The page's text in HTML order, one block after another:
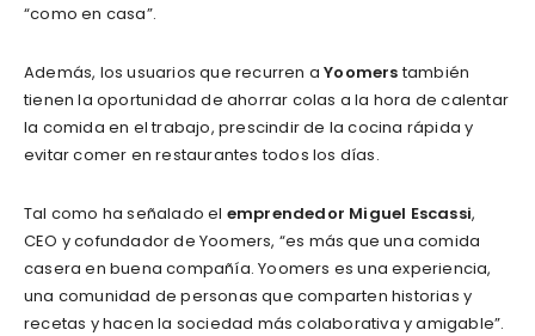
“como en casa”.
Además, los usuarios que recurren aYoomerstambién
tienen la oportunidad de ahorrar colas a la hora de calentar
la comida en el trabajo, prescindir de la cocina rápida y
evitar comer en restaurantes todos los días.
Tal como ha señalado el emprendedor Miguel Escassi,
CEO y cofundador de Yoomers, “es más que una comida
casera en buena compañía. Yoomers es una experiencia,
una comunidad de personas que comparten historias y
recetas y hacen la sociedad más colaborativa y amigable”.